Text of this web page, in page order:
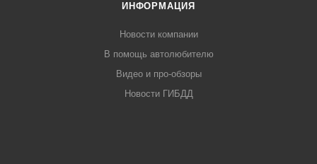
ИНФОРМАЦИЯ
Новости компании
В помощь автолюбителю
Видео и про-обзоры
Новости ГИБДД